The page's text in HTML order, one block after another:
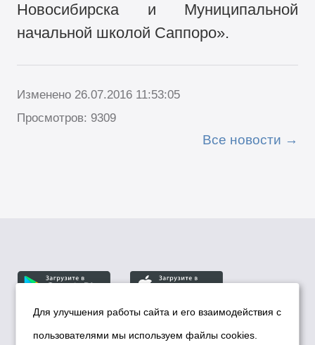
Новосибирска и Муниципальной
начальной школой Саппоро».
Изменено 26.07.2016 11:53:05
Просмотров: 9309
Все новости
© Департамент информационной политики мэрии
Для улучшения работы сайта и его взаимодействия с
пользователями мы используем файлы cookies.